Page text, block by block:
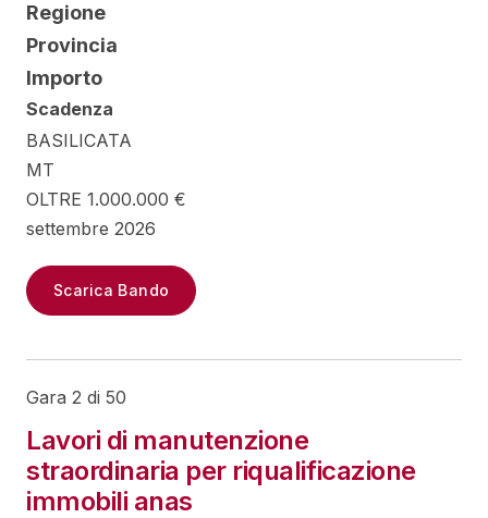
Regione
Provincia
Importo
Scadenza
BASILICATA
MT
OLTRE 1.000.000 €
settembre 2026
Scarica Bando
Gara 2 di 50
Lavori di manutenzione
straordinaria per riqualificazione
immobili anas